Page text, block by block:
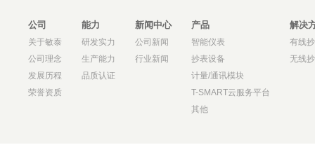
公司
关于敏泰
公司理念
发展历程
荣誉资质
能力
研发实力
生产能力
品质认证
新闻中心
公司新闻
行业新闻
产品
智能仪表
抄表设备
计量/通讯模块
T-SMART云服务平台
其他
解决
有线
无线